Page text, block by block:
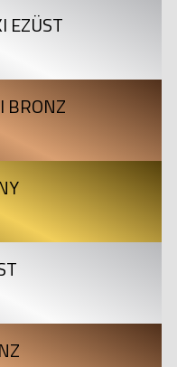
EZÜST
BRONZ